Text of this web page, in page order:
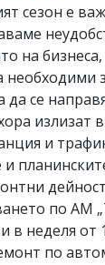
сезон е
на
необходими
да се
излизат
и
по АМ
в неделя от
по